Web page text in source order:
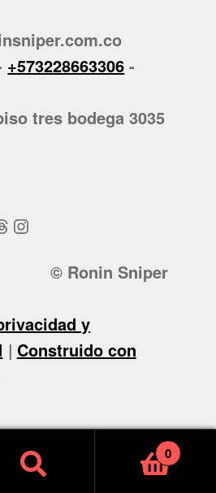
+573228663306 -
tres bodega 3035
Instagram
© Ronin Sniper
y
Construido con
0